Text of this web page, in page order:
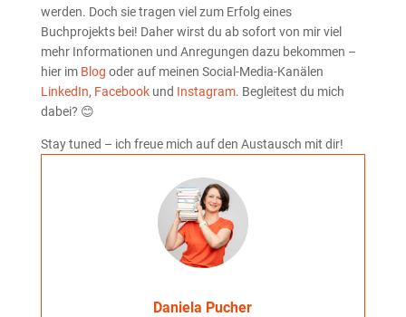
werden. Doch sie tragen viel zum Erfolg eines
Buchprojekts bei! Daher wirst du ab sofort von mir viel
mehr Informationen und Anregungen dazu bekommen –
hier im Blog oder auf meinen Social-Media-Kanälen
LinkedIn, Facebookund Instagram. Begleitest du mich
dabei? 😊
Stay tuned – ich freue mich auf den Austausch mit dir!
Daniela Pucher